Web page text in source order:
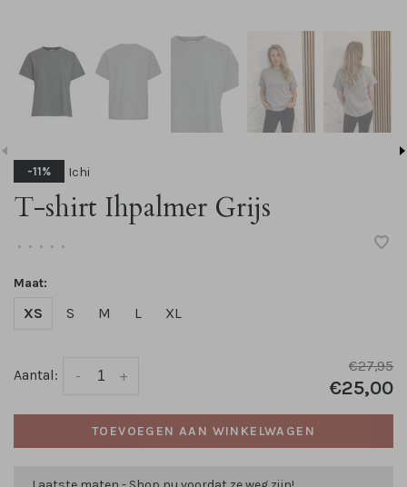
-11% Ichi
T-shirt Ihpalmer Grijs
• • • • •
Maat:
XS S M L XL
Aantal: +
-
€27,95
€25,00
TOEVOEGEN AAN WINKELWAGEN